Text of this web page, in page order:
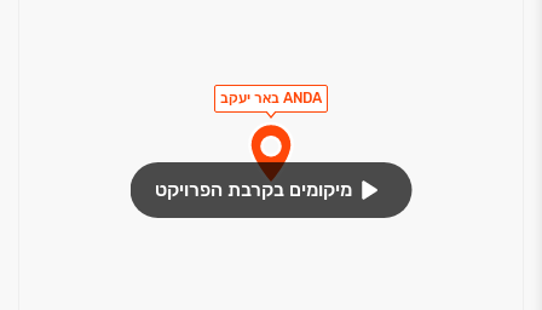
ANDA באר יעקב
מיקומים בקרבת הפרויקט